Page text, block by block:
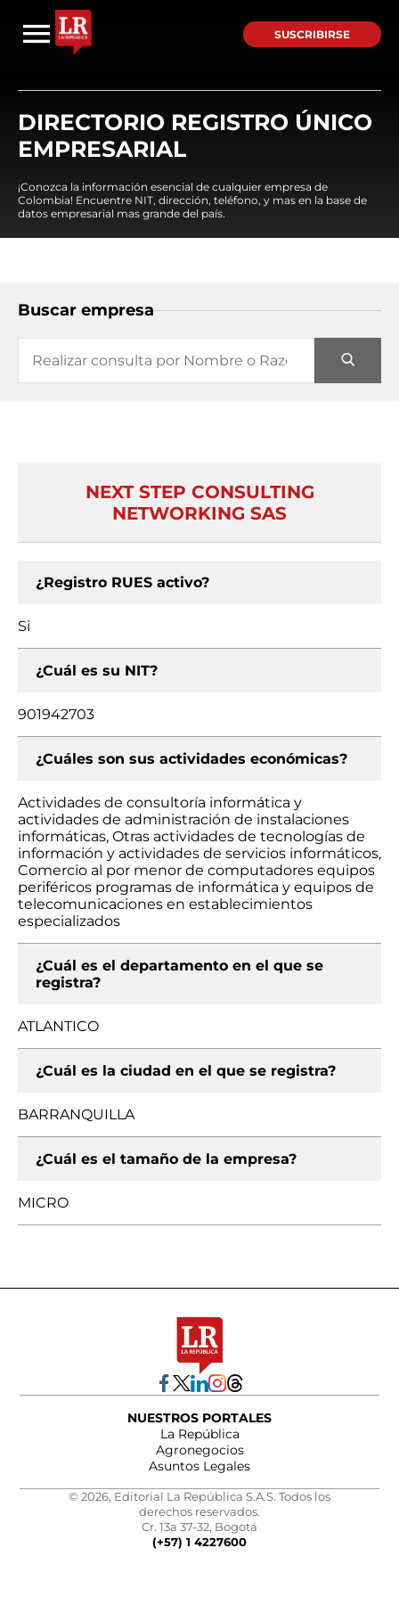
SUSCRIBIRSE
DIRECTORIO REGISTRO ÚNICO
EMPRESARIAL
¡Conozca la información esencial de cualquier empresa de
Colombia! Encuentre NIT, dirección, teléfono, y mas en la base de
datos empresarial mas grande del país.
Buscar empresa
NEXT STEP CONSULTING
NETWORKING SAS
¿Registro RUES activo?
Si
¿Cuál es su NIT?
901942703
¿Cuáles son sus actividades económicas?
Actividades de consultoría informática y
actividades de administración de instalaciones
informáticas, Otras actividades de tecnologías de
información y actividades de servicios informáticos,
Comercio al por menor de computadores equipos
periféricos programas de informática y equipos de
telecomunicaciones en establecimientos
especializados
¿Cuál es el departamento en el que se
registra?
ATLANTICO
¿Cuál es la ciudad en el que se registra?
BARRANQUILLA
¿Cuál es el tamaño de la empresa?
MICRO
NUESTROS PORTALES
La República
Agronegocios
Asuntos Legales
© 2026, Editorial La República S.A.S. Todos los
derechos reservados.
Cr. 13a 37-32, Bogotá
(+57) 1 4227600